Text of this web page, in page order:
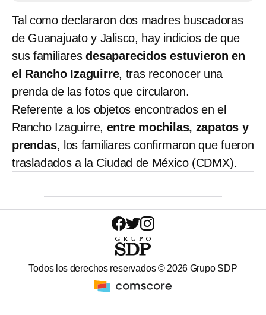
Tal como declararon dos madres buscadoras
de Guanajuato y Jalisco, hay indicios de que
sus familiaresdesaparecidos estuvieron en
el Rancho Izaguirre, tras reconocer una
prenda de las fotos que circularon.
Referente a los objetos encontrados en el
Rancho Izaguirre, entre mochilas, zapatos y
prendas, los familiares confirmaron que fueron
trasladados a la Ciudad de México (CDMX).
Todos los derechos reservados © 2026 Grupo SDP